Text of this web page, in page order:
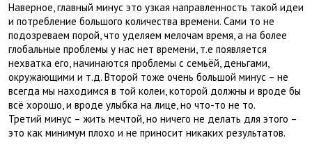
Наверное, главный минус это узкая направленность такой идеи
и потребление большого количества времени. Сами то не
подозреваем порой, что уделяем мелочам время, а на более
глобальные проблемы у нас нет времени, т.е появляется
нехватка его, начинаются проблемы с семьёй, деньгами,
окружающими и т.д. Второй тоже очень большой минус – не
всегда мы находимся в той колеи, которой должны и вроде бы
всё хорошо, и вроде улыбка на лице, но что-то не то.
Третий минус – жить мечтой, но ничего не делать для этого –
это как минимум плохо и не приносит никаких результатов.